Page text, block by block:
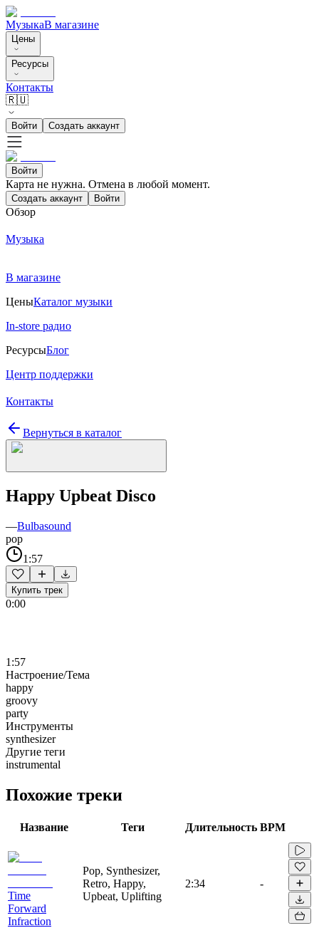
МузыкаВ магазине
Цены
Ресурсы
Контакты
🇷🇺
Войти Создать аккаунт
Войти
Карта не нужна. Отмена в любой момент.
Создать аккаунт Войти
Обзор
Музыка
В магазине
ЦеныКаталог музыки
In-store радио
РесурсыБлог
Центр поддержки
Контакты
Вернуться в каталог
Happy Upbeat Disco
—Bulbasound
pop
1:57
Купить трек
0:00
1:57
Настроение/Тема
happy
groovy
party
Инструменты
synthesizer
Другие теги
instrumental
Похожие треки
Название Теги Длительность BPM
Time
Forward
Infraction
Pop, Synthesizer,
Retro, Happy,
Upbeat, Uplifting
2:34 -